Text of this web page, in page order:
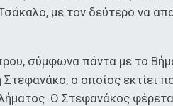
με τον δεύτερο να
σύμφωνα πάντα με το
ο οποίος εκτίει
Ο Στεφανάκος